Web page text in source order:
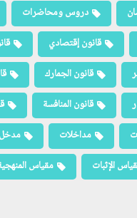
دروس ومحاضرات
قانون إقتصادي
قانون الجمارك
قانون المنافسة
مداخلات
مدخل
الإثبات مقياس